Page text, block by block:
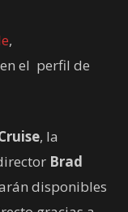
,
el perfil de
, la
Brad
disponibles